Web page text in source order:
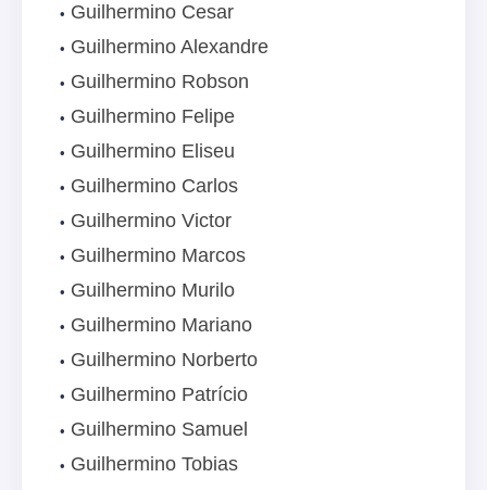
Guilhermino Cesar
Guilhermino Alexandre
Guilhermino Robson
Guilhermino Felipe
Guilhermino Eliseu
Guilhermino Carlos
Guilhermino Victor
Guilhermino Marcos
Guilhermino Murilo
Guilhermino Mariano
Guilhermino Norberto
Guilhermino Patrício
Guilhermino Samuel
Guilhermino Tobias